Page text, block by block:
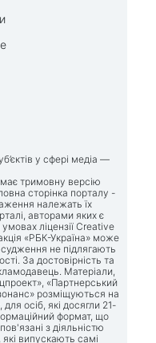
у сфері медіа —
тримовну версію
сторінка порталу -
належать їх
авторами яких є
ліцензії Creative
«РБК-Україна» може
судження не підлягають
За достовірність та
Матеріали,
«Партнерський
розміщуються на
осіб, які досягли 21-
формат, що
з діяльністю
випускають самі